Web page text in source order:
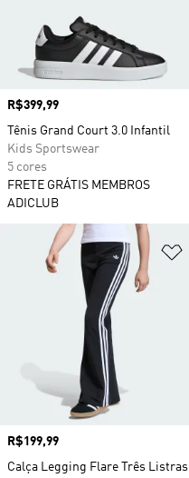
Preço
R$399,99
Tênis Grand Court 3.0 Infantil
Kids Sportswear
5 cores
FRETE GRÁTIS MEMBROS
ADICLUB
Preço
R$199,99
Calça Legging Flare Três Listras